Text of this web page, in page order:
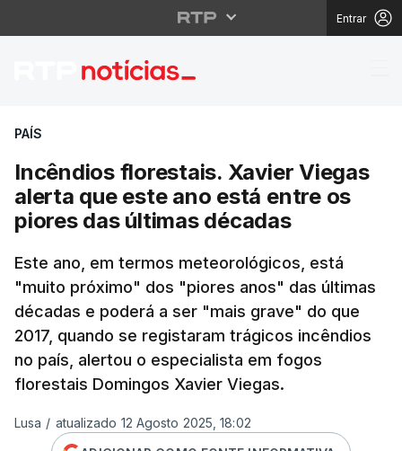
Entrar
Incêndios florestais.
PAÍS
Incêndios florestais. Xavier Viegas
alerta que este ano está entre os
piores das últimas décadas
Este ano, em termos meteorológicos, está
"muito próximo" dos "piores anos" das últimas
décadas e poderá a ser "mais grave" do que
2017, quando se registaram trágicos incêndios
no país, alertou o especialista em fogos
florestais Domingos Xavier Viegas.
Lusa / atualizado 12 Agosto 2025, 18:02